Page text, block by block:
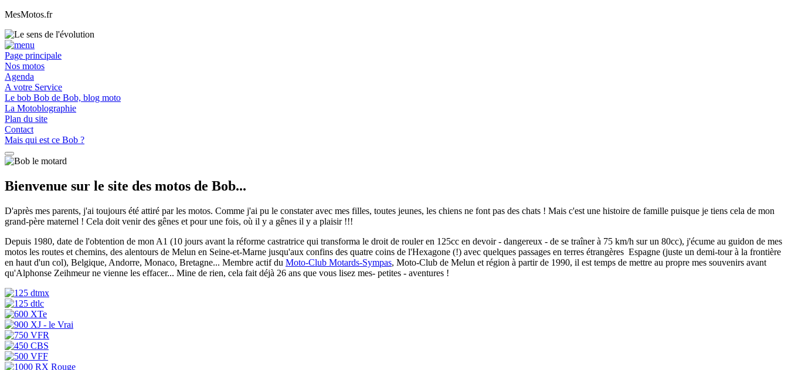
MesMotos.fr
Page principale
Nos motos
Agenda
A votre Service
Le bob Bob de Bob, blog moto
La Motoblographie
Plan du site
Contact
Mais qui est ce Bob ?
Bienvenue sur le site des motos de Bob...
D'après mes parents, j'ai toujours été attiré par les motos. Comme j'ai pu le constater avec mes filles, toutes jeunes, les chiens ne font pas des chats ! Mais c'est une histoire de famille puisque je tiens cela de mon
grand-père maternel ! Cela doit venir des gênes et pour une fois, où il y a gênes il y a plaisir !!!
Depuis 1980, date de l'obtention de mon A1 (10 jours avant la réforme castratrice qui transforma le droit de rouler en 125cc en devoir - dangereux - de se traîner à 75 km/h sur un 80cc), j'écume au guidon de mes
motos les routes et chemins, des alentours de Melun en Seine-et-Marne jusqu'aux confins des quatre coins de l'Hexagone (!) avec quelques passages en terres étrangères Espagne (juste un demi-tour à la frontière
en haut d'un col), Belgique, Andorre, Monaco, Bretagne... Membre actif du Moto-Club Motards-Sympas, Moto-Club de Melun et région à partir de 1990, il est temps de mettre au propre mes souvenirs avant
qu'Alphonse Zeihmeur ne vienne les effacer... Mine de rien, cela fait déjà 26 ans que vous lisez mes- petites - aventures !